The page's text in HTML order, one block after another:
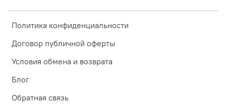
Политика конфиденциальности
Договор публичной оферты
Условия обмена и возврата
Блог
Обратная связь